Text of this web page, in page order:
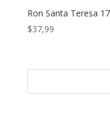
Ron Santa Teresa
$37,99